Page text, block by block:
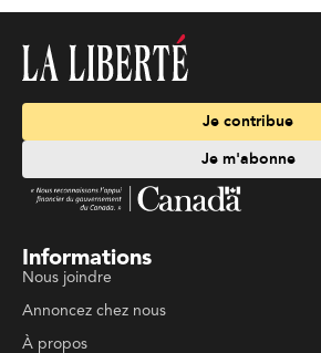
Je contribue
Je m'abonne
Informations
Nous joindre
Annoncez chez nous
À propos